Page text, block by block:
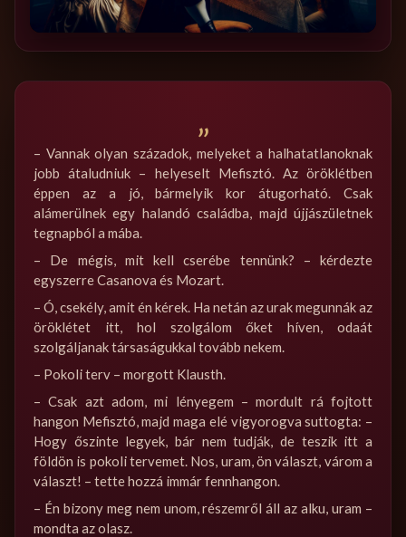
„
– Vannak olyan századok, melyeket a halhatatlanoknak
jobb átaludniuk – helyeselt Mefisztó. Az öröklétben
éppen az a jó, bármelyik kor átugorható. Csak
alámerülnek egy halandó családba, majd újjászületnek
tegnapból a mába.
– De mégis, mit kell cserébe tennünk? – kérdezte
egyszerre Casanova és Mozart.
– Ó, csekély, amit én kérek. Ha netán az urak megunnák az
öröklétet itt, hol szolgálom őket híven, odaát
szolgáljanak társaságukkal tovább nekem.
– Pokoli terv – morgott Klausth.
– Csak azt adom, mi lényegem – mordult rá fojtott
hangon Mefisztó, majd maga elé vigyorogva suttogta: –
Hogy őszinte legyek, bár nem tudják, de teszik itt a
földön is pokoli tervemet. Nos, uram, ön választ, várom a
választ! – tette hozzá immár fennhangon.
– Én bizony meg nem unom, részemről áll az alku, uram –
mondta az olasz.